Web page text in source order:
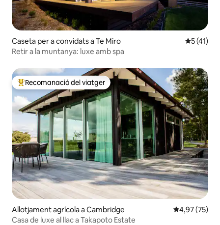
Caseta per a convidats a Te Miro 5 de
5 (41)
Retir a la muntanya: luxe amb spa
Principals recomanacions dels viatgers
Recomanació del viatger
Allotjament agrícola a Cambridge 4,97 de
4,97 (75)
Casa de luxe al llac a Takapoto Estate